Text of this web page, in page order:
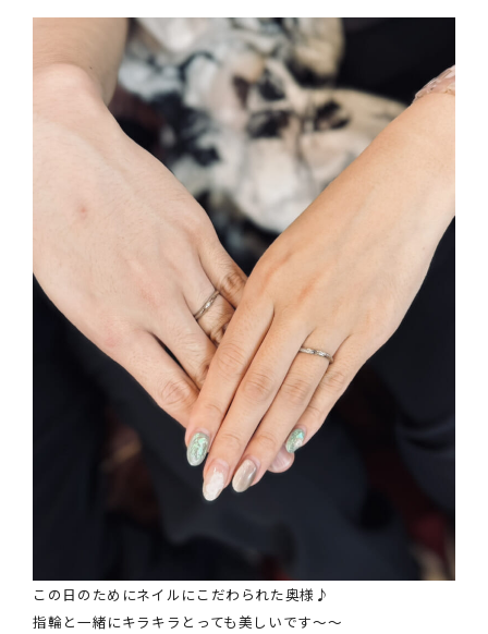
この日のためにネイルにこだわられた奥様♪
指輪と一緒にキラキラとっても美しいです～～